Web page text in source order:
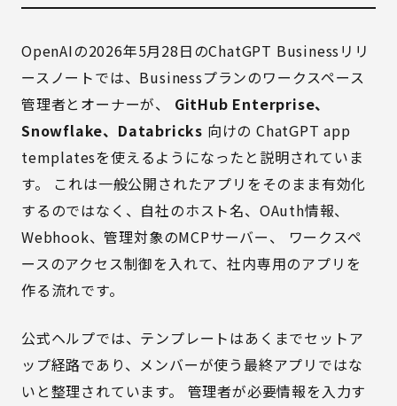
OpenAIの2026年5月28日のChatGPT Businessリリ
ースノートでは、Businessプランのワークスペース
管理者とオーナーが、 GitHub Enterprise、
Snowflake、Databricks 向けの ChatGPT app
templatesを使えるようになったと説明されていま
す。 これは一般公開されたアプリをそのまま有効化
するのではなく、自社のホスト名、OAuth情報、
Webhook、管理対象のMCPサーバー、 ワークスペ
ースのアクセス制御を入れて、社内専用のアプリを
作る流れです。
公式ヘルプでは、テンプレートはあくまでセットア
ップ経路であり、メンバーが使う最終アプリではな
いと整理されています。 管理者が必要情報を入力す